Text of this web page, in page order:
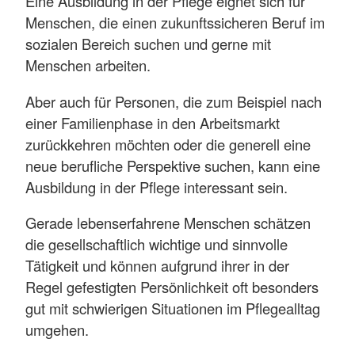
Bereich der Lehrtätigkeit oder in der
Pflegeberatung von älteren Menschen.
Während in der ambulanten Pflege die
arbeitet meist ein festes Team am gleichen Ort
in Alten- und Pflegeheimen, in Krankenhäusern,
in Tages- und Kurzzeitpflegeeinrichtungen und
beim Betreuten Wohnen.
zahlreiche Perspektiven. Ein Beruf in der Pflege
kann in der Regel auch wohnortnah ausgeübt
werden. Und: Der Arbeitsplatz ist sicher.
Neben der dreijährigen Ausbildung zur
generalistischen Pflegefachkraft gibt es die
Menschen, die einen zukunftssicheren Beruf im
sozialen Bereich suchen und gerne mit
Menschen arbeiten.
Aber auch für Personen, die zum Beispiel nach
einer Familienphase in den Arbeitsmarkt
zurückkehren möchten oder die generell eine
neue berufliche Perspektive suchen, kann eine
Ausbildung in der Pflege interessant sein.
Gerade lebenserfahrene Menschen schätzen
die gesellschaftlich wichtige und sinnvolle
Tätigkeit und können aufgrund ihrer in der
Regel gefestigten Persönlichkeit oft besonders
gut mit schwierigen Situationen im Pflegealltag
umgehen.